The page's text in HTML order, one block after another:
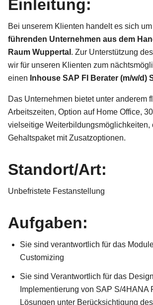
Einleitung:
Bei unserem Klienten handelt es sich
führenden Unternehmen aus dem
Raum Wuppertal . Zur Unterstützung
wir für unseren Klienten zum
einen Inhouse SAP FI Berater (m/w/d)
Das Unternehmen bietet unter anderem
Arbeitszeiten, Option auf Home Office,
vielseitige Weiterbildungsmöglichkeiten,
Gehaltspaket mit Zusatzoptionen.
Standort/Art:
Unbefristete Festanstellung
Aufgaben:
Sie sind verantwortlich für das
Customizing
Sie sind Verantwortlich für das
Implementierung von SAP S/4HANA
Lösungen unter Berücksichtigung